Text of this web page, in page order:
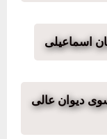
اسماعیلی
دیوان عالی